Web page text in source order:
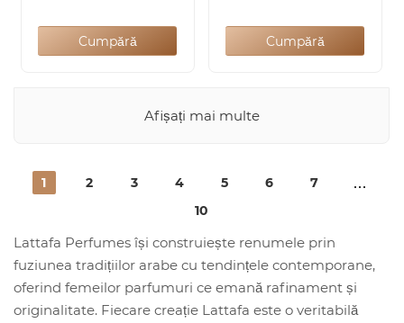
Cumpără Cumpără
Afișați mai multe
1 2 3 4 5 6
7
10
Lattafa Perfumes își construiește renumele prin
fuziunea tradițiilor arabe cu tendințele contemporane,
oferind femeilor parfumuri ce emană rafinament și
originalitate. Fiecare creație Lattafa este o veritabilă